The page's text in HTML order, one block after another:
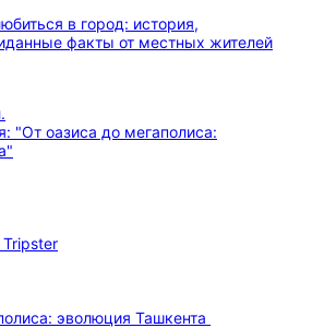
в город: история,
факты от местных жителей
эволюция Ташкента